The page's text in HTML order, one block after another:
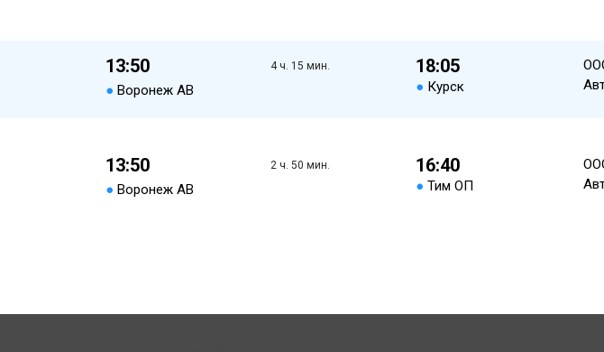
13:50
● Воронеж АВ
4 ч. 15 мин. 18:05
● Курск
13:50
● Воронеж АВ
2 ч. 50 мин. 16:40
● Тим ОП